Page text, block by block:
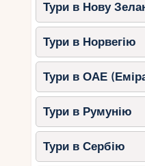
Тури в Нову
Тури в Норвегію
Тури в ОАЕ
Тури в Румунію
Тури в Сербію